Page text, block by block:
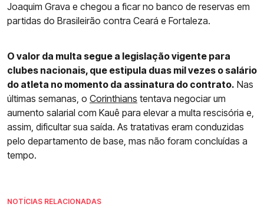
Joaquim Grava e chegou a ficar no banco de reservas em
partidas do Brasileirão contra Ceará e Fortaleza.
O valor da multa segue a legislação vigente para
clubes nacionais, que estipula duas mil vezes o salário
do atleta no momento da assinatura do contrato. Nas
últimas semanas, o Corinthians tentava negociar um
aumento salarial com Kauê para elevar a multa rescisória e,
assim, dificultar sua saída. As tratativas eram conduzidas
pelo departamento de base, mas não foram concluídas a
tempo.
NOTÍCIAS RELACIONADAS